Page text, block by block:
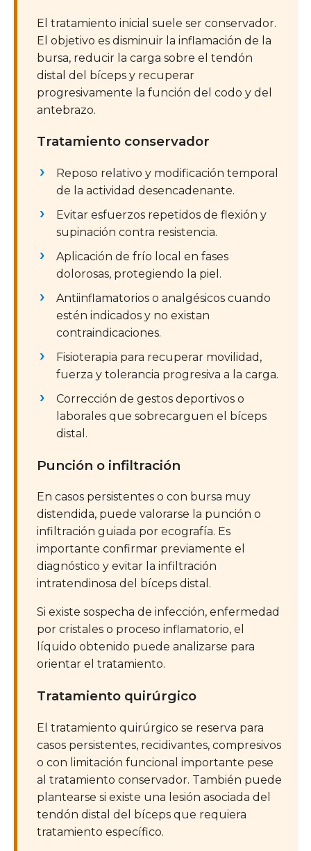
El tratamiento inicial suele ser conservador.
El objetivo es disminuir la inflamación de la
bursa, reducir la carga sobre el tendón
distal del bíceps y recuperar
progresivamente la función del codo y del
antebrazo.
Tratamiento conservador
Reposo relativo y modificación temporal
de la actividad desencadenante.
Evitar esfuerzos repetidos de flexión y
supinación contra resistencia.
Aplicación de frío local en fases
dolorosas, protegiendo la piel.
Antiinflamatorios o analgésicos cuando
estén indicados y no existan
contraindicaciones.
Fisioterapia para recuperar movilidad,
fuerza y tolerancia progresiva a la carga.
Corrección de gestos deportivos o
laborales que sobrecarguen el bíceps
distal.
Punción o infiltración
En casos persistentes o con bursa muy
distendida, puede valorarse la punción o
infiltración guiada por ecografía. Es
importante confirmar previamente el
diagnóstico y evitar la infiltración
intratendinosa del bíceps distal.
Si existe sospecha de infección, enfermedad
por cristales o proceso inflamatorio, el
líquido obtenido puede analizarse para
orientar el tratamiento.
Tratamiento quirúrgico
El tratamiento quirúrgico se reserva para
casos persistentes, recidivantes, compresivos
o con limitación funcional importante pese
al tratamiento conservador. También puede
plantearse si existe una lesión asociada del
tendón distal del bíceps que requiera
tratamiento específico.